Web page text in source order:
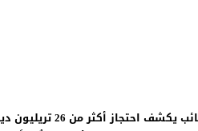
نائب يكشف احتجاز